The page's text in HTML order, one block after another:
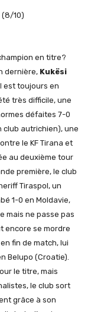
(8/10)
en titre?
dernière,Kukësi
est toujours en
très difficile, une
défaites 7-0
club autrichien), une
le KF Tirana et
au deuxième tour
première, le club
Tiraspol, un
1-0 en Moldavie,
mais ne passe pas
encore se mordre
fin de match, lui
Belupo (Croatie).
le titre, mais
le club sort
grâce à son